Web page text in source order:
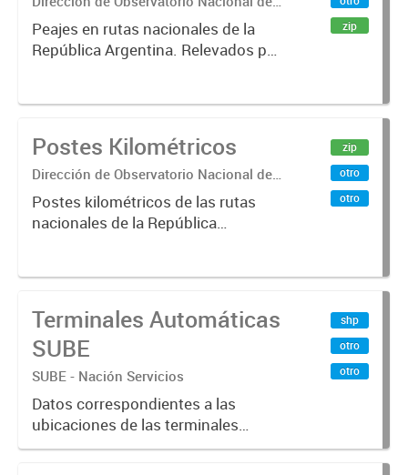
Transporte
Peajes en rutas nacionales de la
República Argentina. Relevados por
zip
Postes Kilométricos
Dirección de Observatorio Nacional de
Transporte
Postes kilométricos de las rutas
nacionales de la República
2019 .-
zip
otro
otro
Terminales Automáticas
SUBE
SUBE - Nación Servicios
Datos correspondientes a las
ubicaciones de las terminales
automáticas de auto servicio (TAS)
shp
otro
otro